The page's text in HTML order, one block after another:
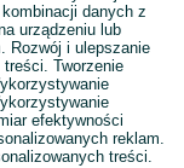
danych z
urządzeniu lub
Rozwój i ulepszanie
treści. Tworzenie
efektywności
reklam.
treści.